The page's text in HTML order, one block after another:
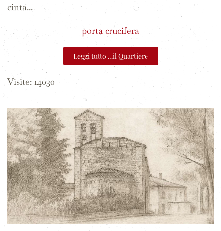
cinta...
porta crucifera
Leggi tutto …il Quartiere
Visite: 14030